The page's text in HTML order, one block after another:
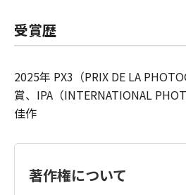
受賞歴
2025年 PX3（PRIX DE LA
賞、IPA（INTERNATIONAL
佳作
著作権について